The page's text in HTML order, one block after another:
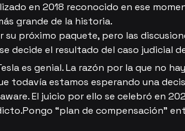
en 2018 reconocido en ese
grande de la historia.
próximo paquete, pero las
decide el resultado del caso judicial
es genial. La razón por la que no
todavía estamos esperando una
El juicio por ello se celebró en
“plan de compensación”